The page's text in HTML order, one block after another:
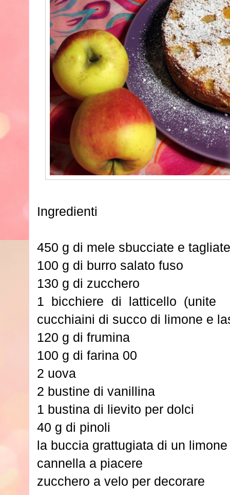
Ingredienti
450 g di mele sbucciate e
100 g di burro salato fuso
130 g di zucchero
1 bicchiere di latticello
cucchiaini di succo di limone e
120 g di frumina
100 g di farina 00
2 uova
2 bustine di vanillina
1 bustina di lievito per dolci
40 g di pinoli
la buccia grattugiata di un limone
cannella a piacere
zucchero a velo per decorare